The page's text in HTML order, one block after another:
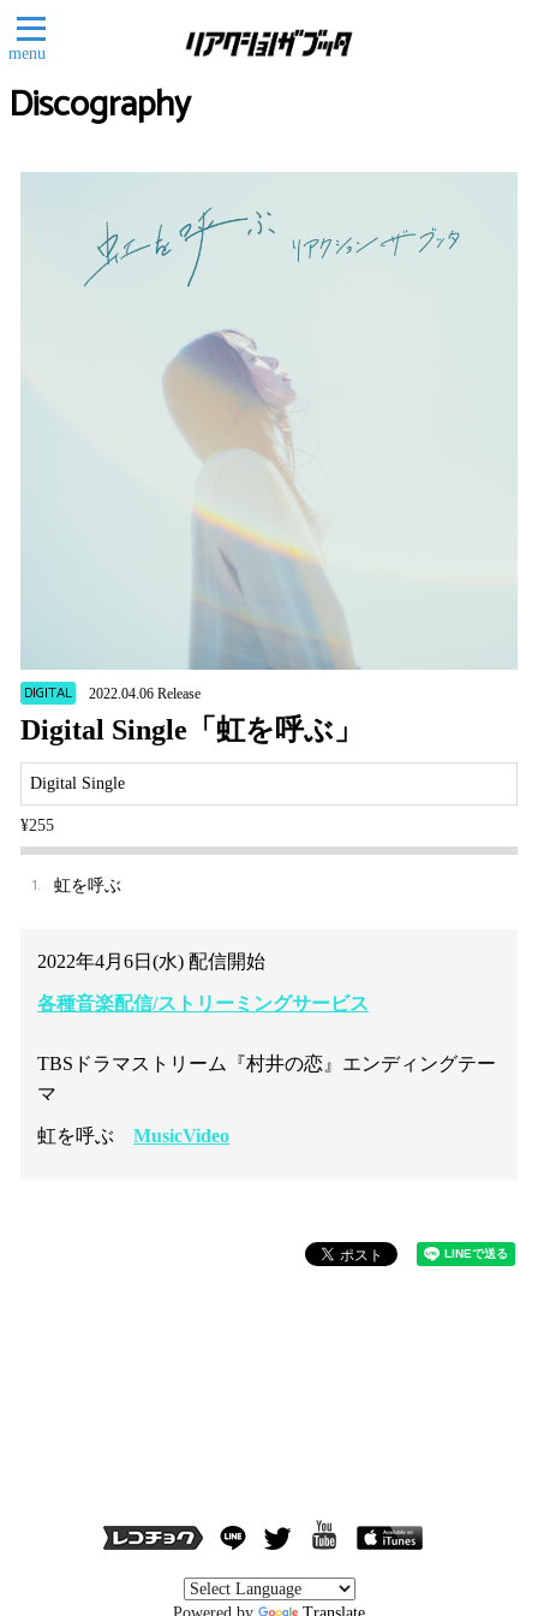
menu
Discography
DIGITAL 2022.04.06 Release
Digital Single「虹を呼ぶ」
Digital Single
¥255
1. 虹を呼ぶ
2022年4月6日(水) 配信開始
各種音楽配信/ストリーミングサービス
TBSドラマストリーム『村井の恋』エンディングテー
マ
虹を呼ぶ MusicVideo